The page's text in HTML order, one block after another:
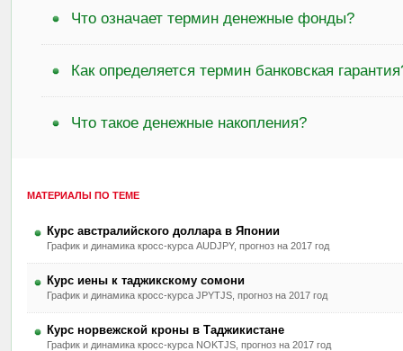
Что означает термин денежные фонды?
Как определяется термин банковская
Что такое денежные накопления?
МАТЕРИАЛЫ ПО ТЕМЕ
Курс австралийского доллара в Японии
График и динамика кросс-курса AUDJPY, прогноз на 2017 год
Курс иены к таджикскому сомони
График и динамика кросс-курса JPYTJS, прогноз на 2017 год
Курс норвежской кроны в Таджикистане
График и динамика кросс-курса NOKTJS, прогноз на 2017 год